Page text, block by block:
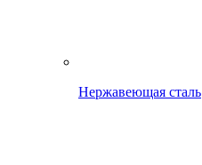
Нержавеющая сталь